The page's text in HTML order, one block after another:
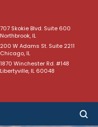
707 Skokie Blvd. Suite 600
Northbrook, IL
1870 Winchester Rd. #148
Libertyville, IL 60048
200 W Adams St. Suite 2211
Chicago, IL